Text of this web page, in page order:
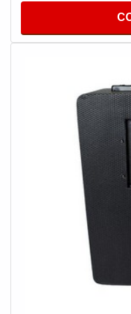
que garantem um
ainda mais
promover, auxiliar,
segmentos
mente é que tem
empregabilidade alta
características que
vários setores e
principais
abaixo:Atendimento
empresa conta com
desenvolvimento de
de novos produtos, a